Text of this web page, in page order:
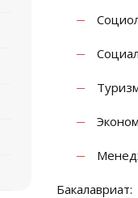
Бакалавриат: